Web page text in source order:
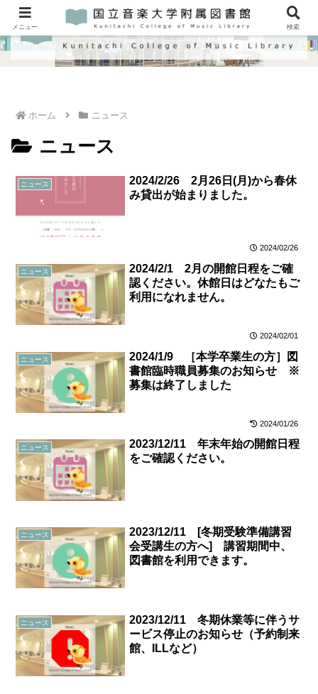
ホーム ニュース
ニュース
ニュース
2024/2/26 2月26日(月)から春休
み貸出が始まりました。
2024/02/26
ニュース
2024/2/1 2月の開館日程をご確
認ください。休館日はどなたもご
利用になれません。
2024/02/01
ニュース
2024/1/9 ［本学卒業生の方］図
書館臨時職員募集のお知らせ ※
募集は終了しました
2024/01/26
ニュース
2023/12/11 年末年始の開館日程
をご確認ください。
ニュース
2023/12/11 [冬期受験準備講習
会受講生の方へ] 講習期間中、
図書館を利用できます。
ニュース
2023/12/11 冬期休業等に伴うサ
ービス停止のお知らせ（予約制来
館、ILLなど）
メニュー 検索